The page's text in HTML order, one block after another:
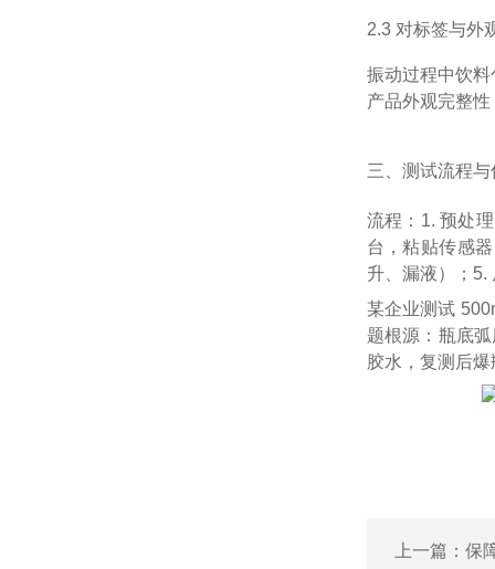
2.3 对标签与外
振动过程中饮
产品外观完整
三、测试流程
流程：1. 预处
台，粘贴传感
升、漏液）；5.
某企业测试
题根源：瓶底
胶水，复测后
上一篇： 保